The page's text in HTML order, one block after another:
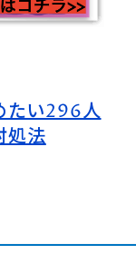
たい296人
処法